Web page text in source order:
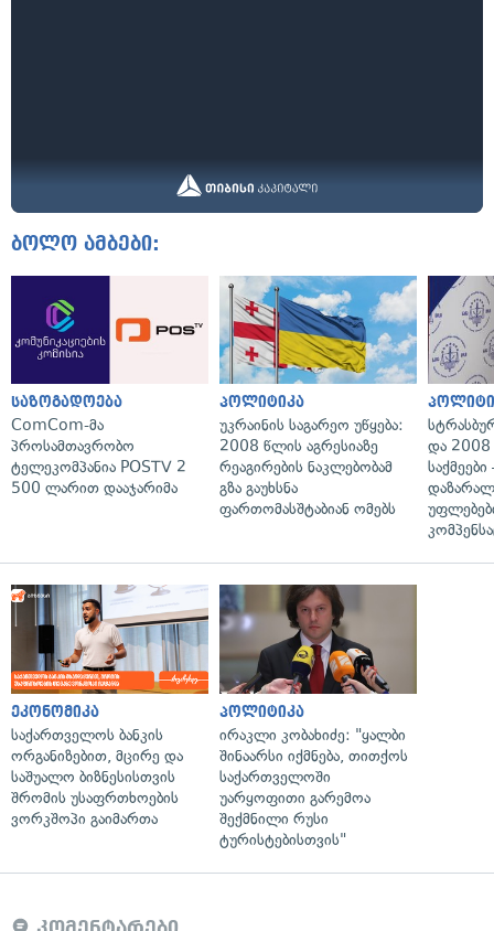
ბოლო ამბები:
საზოგადოება
ComCom-მა
პროსამთავრობო
ტელეკომპანია POSTV 2
500 ლარით დააჯარიმა
პოლიტიკა
უკრაინის საგარეო უწყება:
2008 წლის აგრესიაზე
რეაგირების ნაკლებობამ
გზა გაუხსნა
ფართომასშტაბიან ომებს
და 2008
ეკონომიკა
საქართველოს ბანკის
ორგანიზებით, მცირე და
საშუალო ბიზნესისთვის
შრომის უსაფრთხოების
ვორკშოპი გაიმართა
პოლიტიკა
ირაკლი კობახიძე: "ყალბი
შინაარსი იქმნება, თითქოს
საქართველოში
უარყოფითი გარემოა
შექმნილი რუსი
ტურისტებისთვის"